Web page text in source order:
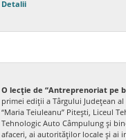
Acord de parteneriat
Regulament concurs
2.Turism si alimentatie
4. Fabricare produse din lemn
Industrie textila si pielarie
Rezultate Concurs
Detalii
O lecție de “Antreprenoriat pe
primei ediții a Târgului Județean
“Maria Teiuleanu” Pitești, Liceul
Tehnologic Auto Câmpulung și
afaceri, ai autorităților locale și ai